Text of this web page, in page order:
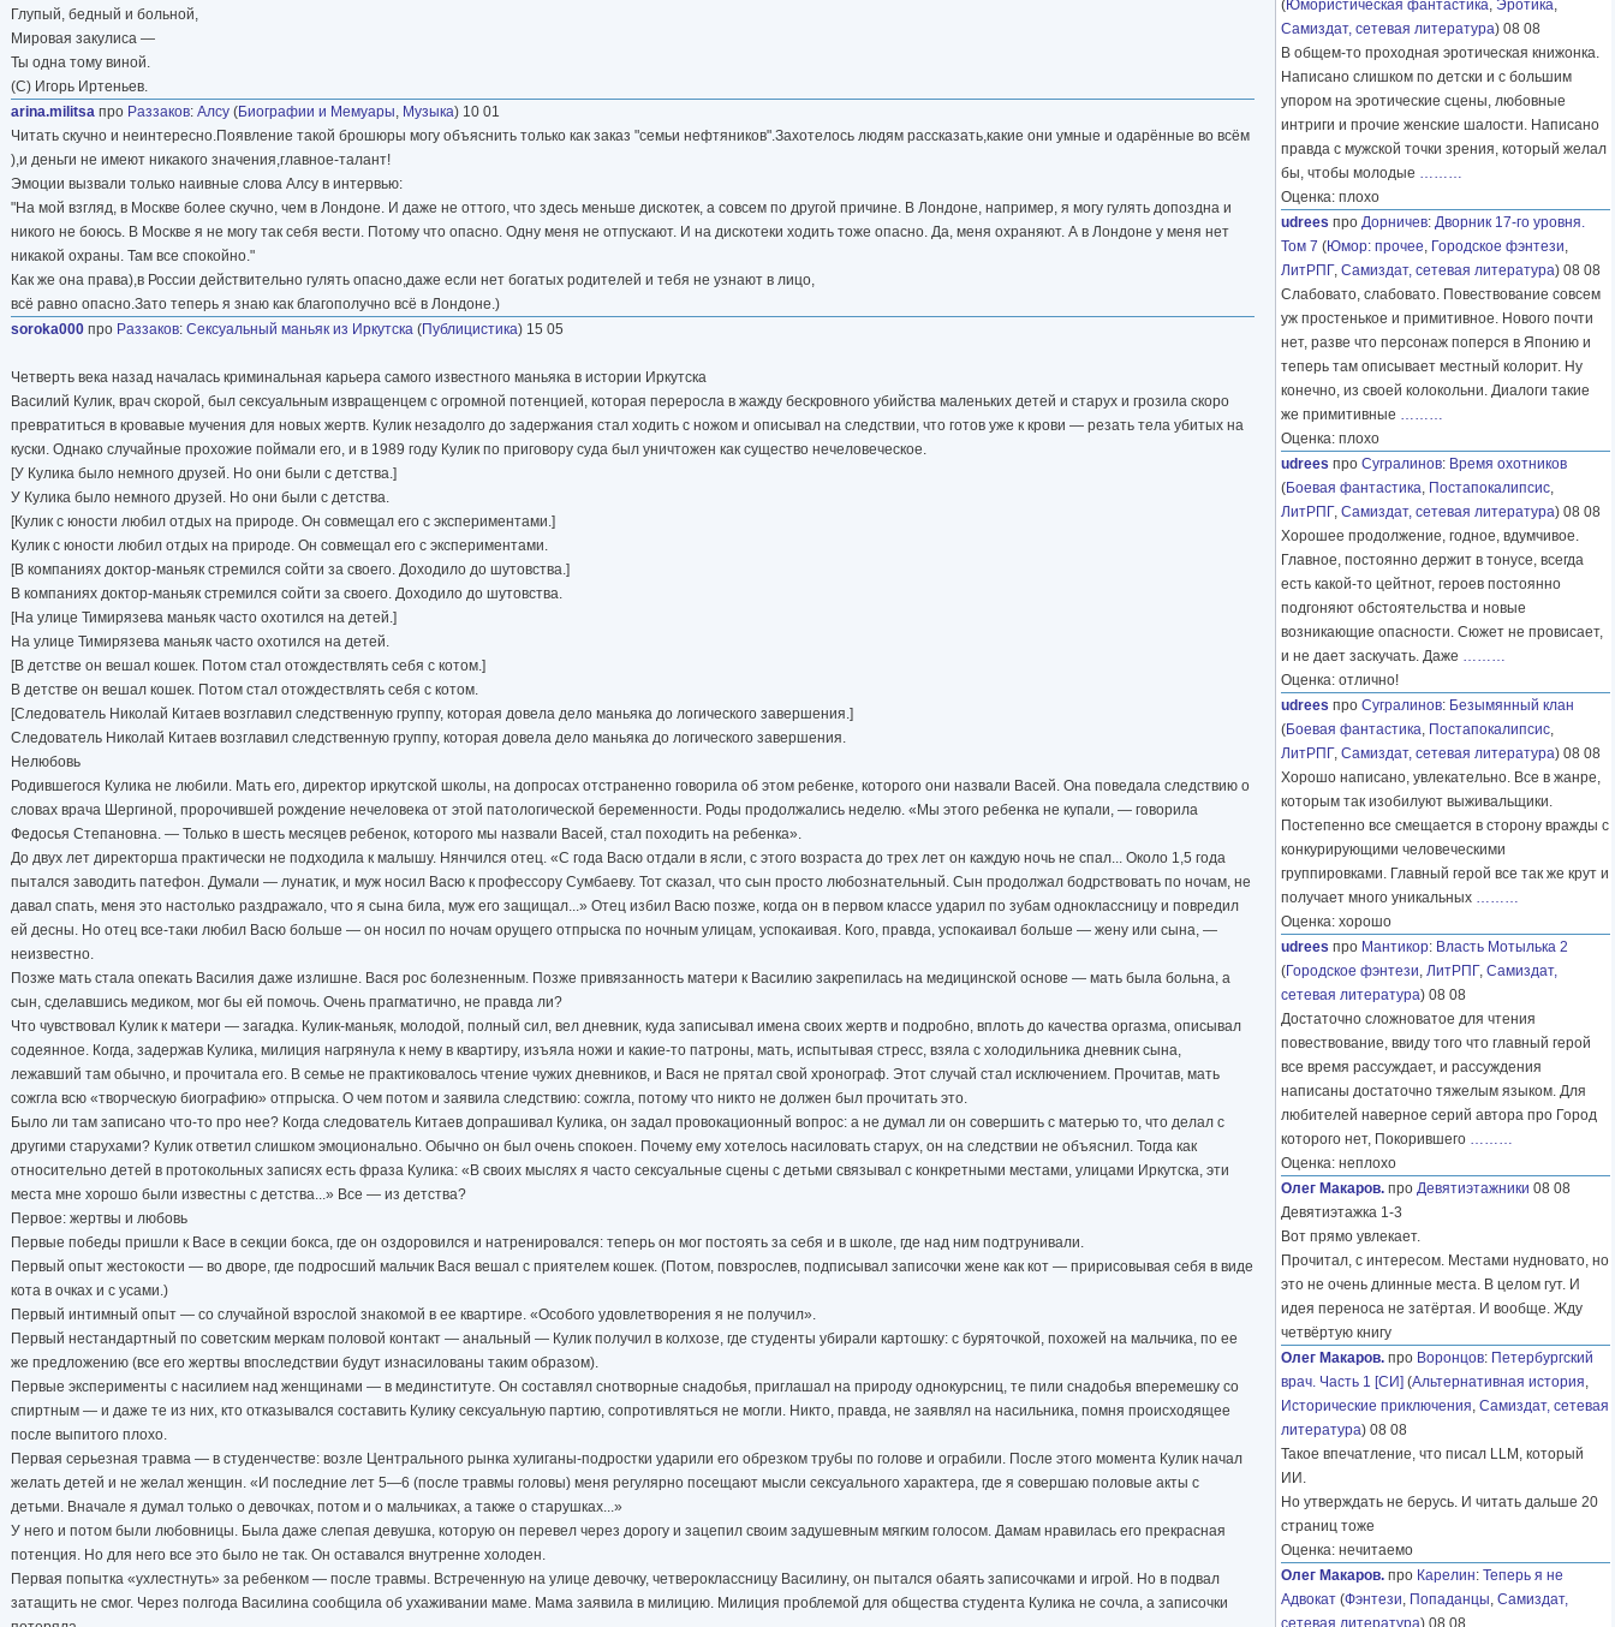
Глупый, бедный и больной,
Мировая закулиса —
Ты одна тому виной.
(C) Игорь Иртеньев.
arina.militsa про Раззаков: Алсу (Биографии и Мемуары, Музыка) 10 01
Читать скучно и неинтересно.Появление такой брошюры могу объяснить только как заказ "семьи нефтяников".Захотелось людям рассказать,какие они умные и одарённые во всём
),и деньги не имеют никакого значения,главное-талант!
Эмоции вызвали только наивные слова Алсу в интервью:
"На мой взгляд, в Москве более скучно, чем в Лондоне. И даже не оттого, что здесь меньше дискотек, а совсем по другой причине. В Лондоне, например, я могу гулять допоздна и
никого не боюсь. В Москве я не могу так себя вести. Потому что опасно. Одну меня не отпускают. И на дискотеки ходить тоже опасно. Да, меня охраняют. А в Лондоне у меня нет
никакой охраны. Там все спокойно."
Как же она права),в России действительно гулять опасно,даже если нет богатых родителей и тебя не узнают в лицо,
всё равно опасно.Зато теперь я знаю как благополучно всё в Лондоне.)
soroka000 про Раззаков: Сексуальный маньяк из Иркутска (Публицистика) 15 05
Четверть века назад началась криминальная карьера самого известного маньяка в истории Иркутска
Василий Кулик, врач скорой, был сексуальным извращенцем с огромной потенцией, которая переросла в жажду бескровного убийства маленьких детей и старух и грозила скоро
превратиться в кровавые мучения для новых жертв. Кулик незадолго до задержания стал ходить с ножом и описывал на следствии, что готов уже к крови — резать тела убитых на
куски. Однако случайные прохожие поймали его, и в 1989 году Кулик по приговору суда был уничтожен как существо нечеловеческое.
[У Кулика было немного друзей. Но они были с детства.]
У Кулика было немного друзей. Но они были с детства.
[Кулик с юности любил отдых на природе. Он совмещал его с экспериментами.]
Кулик с юности любил отдых на природе. Он совмещал его с экспериментами.
[В компаниях доктор-маньяк стремился сойти за своего. Доходило до шутовства.]
В компаниях доктор-маньяк стремился сойти за своего. Доходило до шутовства.
[На улице Тимирязева маньяк часто охотился на детей.]
На улице Тимирязева маньяк часто охотился на детей.
[В детстве он вешал кошек. Потом стал отождествлять себя с котом.]
В детстве он вешал кошек. Потом стал отождествлять себя с котом.
[Следователь Николай Китаев возглавил следственную группу, которая довела дело маньяка до логического завершения.]
Следователь Николай Китаев возглавил следственную группу, которая довела дело маньяка до логического завершения.
Нелюбовь
Родившегося Кулика не любили. Мать его, директор иркутской школы, на допросах отстраненно говорила об этом ребенке, которого они назвали Васей. Она поведала следствию о
словах врача Шергиной, пророчившей рождение нечеловека от этой патологической беременности. Роды продолжались неделю. «Мы этого ребенка не купали, — говорила
Федосья Степановна. — Только в шесть месяцев ребенок, которого мы назвали Васей, стал походить на ребенка».
До двух лет директорша практически не подходила к малышу. Нянчился отец. «С года Васю отдали в ясли, с этого возраста до трех лет он каждую ночь не спал... Около 1,5 года
пытался заводить патефон. Думали — лунатик, и муж носил Васю к профессору Сумбаеву. Тот сказал, что сын просто любознательный. Сын продолжал бодрствовать по ночам, не
давал спать, меня это настолько раздражало, что я сына била, муж его защищал...» Отец избил Васю позже, когда он в первом классе ударил по зубам одноклассницу и повредил
ей десны. Но отец все-таки любил Васю больше — он носил по ночам орущего отпрыска по ночным улицам, успокаивая. Кого, правда, успокаивал больше — жену или сына, —
неизвестно.
Позже мать стала опекать Василия даже излишне. Вася рос болезненным. Позже привязанность матери к Василию закрепилась на медицинской основе — мать была больна, а
сын, сделавшись медиком, мог бы ей помочь. Очень прагматично, не правда ли?
Что чувствовал Кулик к матери — загадка. Кулик-маньяк, молодой, полный сил, вел дневник, куда записывал имена своих жертв и подробно, вплоть до качества оргазма, описывал
содеянное. Когда, задержав Кулика, милиция нагрянула к нему в квартиру, изъяла ножи и какие-то патроны, мать, испытывая стресс, взяла с холодильника дневник сына,
лежавший там обычно, и прочитала его. В семье не практиковалось чтение чужих дневников, и Вася не прятал свой хронограф. Этот случай стал исключением. Прочитав, мать
сожгла всю «творческую биографию» отпрыска. О чем потом и заявила следствию: сожгла, потому что никто не должен был прочитать это.
Было ли там записано что-то про нее? Когда следователь Китаев допрашивал Кулика, он задал провокационный вопрос: а не думал ли он совершить с матерью то, что делал с
другими старухами? Кулик ответил слишком эмоционально. Обычно он был очень спокоен. Почему ему хотелось насиловать старух, он на следствии не объяснил. Тогда как
относительно детей в протокольных записях есть фраза Кулика: «В своих мыслях я часто сексуальные сцены с детьми связывал с конкретными местами, улицами Иркутска, эти
места мне хорошо были известны с детства...» Все — из детства?
Первое: жертвы и любовь
Первые победы пришли к Васе в секции бокса, где он оздоровился и натренировался: теперь он мог постоять за себя и в школе, где над ним подтрунивали.
Первый опыт жестокости — во дворе, где подросший мальчик Вася вешал с приятелем кошек. (Потом, повзрослев, подписывал записочки жене как кот — пририсовывая себя в виде
кота в очках и с усами.)
Первый интимный опыт — со случайной взрослой знакомой в ее квартире. «Особого удовлетворения я не получил».
Первый нестандартный по советским меркам половой контакт — анальный — Кулик получил в колхозе, где студенты убирали картошку: с буряточкой, похожей на мальчика, по ее
же предложению (все его жертвы впоследствии будут изнасилованы таким образом).
Первые эксперименты с насилием над женщинами — в мединституте. Он составлял снотворные снадобья, приглашал на природу однокурсниц, те пили снадобья вперемешку со
спиртным — и даже те из них, кто отказывался составить Кулику сексуальную партию, сопротивляться не могли. Никто, правда, не заявлял на насильника, помня происходящее
после выпитого плохо.
Первая серьезная травма — в студенчестве: возле Центрального рынка хулиганы-подростки ударили его обрезком трубы по голове и ограбили. После этого момента Кулик начал
желать детей и не желал женщин. «И последние лет 5—6 (после травмы головы) меня регулярно посещают мысли сексуального характера, где я совершаю половые акты с
детьми. Вначале я думал только о девочках, потом и о мальчиках, а также о старушках...»
У него и потом были любовницы. Была даже слепая девушка, которую он перевел через дорогу и зацепил своим задушевным мягким голосом. Дамам нравилась его прекрасная
потенция. Но для него все это было не так. Он оставался внутренне холоден.
Первая попытка «ухлестнуть» за ребенком — после травмы. Встреченную на улице девочку, четвероклассницу Василину, он пытался обаять записочками и игрой. Но в подвал
затащить не смог. Через полгода Василина сообщила об ухаживании маме. Мама заявила в милицию. Милиция проблемой для общества студента Кулика не сочла, а записочки
(Юмористическая фантастика, Эротика,
Самиздат, сетевая литература) 08 08
В общем-то проходная эротическая книжонка.
Написано слишком по детски и с большим
упором на эротические сцены, любовные
интриги и прочие женские шалости. Написано
правда с мужской точки зрения, который желал
бы, чтобы молодые ………
Оценка: плохо
udrees про Дорничев: Дворник 17-го уровня.
Том 7 (Юмор: прочее, Городское фэнтези,
ЛитРПГ, Самиздат, сетевая литература) 08 08
Слабовато, слабовато. Повествование совсем
уж простенькое и примитивное. Нового почти
нет, разве что персонаж поперся в Японию и
теперь там описывает местный колорит. Ну
конечно, из своей колокольни. Диалоги такие
же примитивные ………
Оценка: плохо
udrees про Сугралинов: Время охотников
(Боевая фантастика, Постапокалипсис,
ЛитРПГ, Самиздат, сетевая литература) 08 08
Хорошее продолжение, годное, вдумчивое.
Главное, постоянно держит в тонусе, всегда
есть какой-то цейтнот, героев постоянно
подгоняют обстоятельства и новые
возникающие опасности. Сюжет не провисает,
и не дает заскучать. Даже ………
Оценка: отлично!
udrees про Сугралинов: Безымянный клан
(Боевая фантастика, Постапокалипсис,
ЛитРПГ, Самиздат, сетевая литература) 08 08
Хорошо написано, увлекательно. Все в жанре,
которым так изобилуют выживальщики.
Постепенно все смещается в сторону вражды с
конкурирующими человеческими
группировками. Главный герой все так же крут и
получает много уникальных ………
Оценка: хорошо
udrees про Мантикор: Власть Мотылька 2
(Городское фэнтези, ЛитРПГ, Самиздат,
сетевая литература) 08 08
Достаточно сложноватое для чтения
повествование, ввиду того что главный герой
все время рассуждает, и рассуждения
написаны достаточно тяжелым языком. Для
любителей наверное серий автора про Город
которого нет, Покорившего ………
Оценка: неплохо
Олег Макаров. про Девятиэтажники 08 08
Девятиэтажка 1-3
Вот прямо увлекает.
Прочитал, с интересом. Местами нудновато, но
это не очень длинные места. В целом гут. И
идея переноса не затёртая. И вообще. Жду
четвёртую книгу
Олег Макаров. про Воронцов: Петербургский
врач. Часть 1 [СИ] (Альтернативная история,
Исторические приключения, Самиздат, сетевая
литература) 08 08
Такое впечатление, что писал LLM, который
ИИ.
Но утверждать не берусь. И читать дальше 20
страниц тоже
Оценка: нечитаемо
Олег Макаров. про Карелин: Теперь я не
Адвокат (Фэнтези, Попаданцы, Самиздат,